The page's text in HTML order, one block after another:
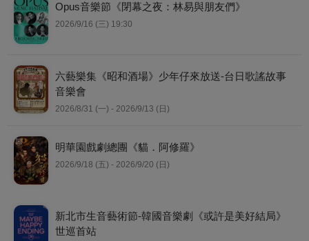
Opus音樂節《閉幕之夜：林易與朋友們》
2026/9/16 (三) 19:30
六藝樂集《昭和酒場》少年仔來放送-台日歌謠故事
音樂會
2026/8/31 (一) - 2026/9/13 (日)
明華園戲劇總團《貓．阿修羅》
2026/9/18 (五) - 2026/9/20 (日)
新北市生音藝術節-韓國音樂劇《或許是美好結局》
世巡首站